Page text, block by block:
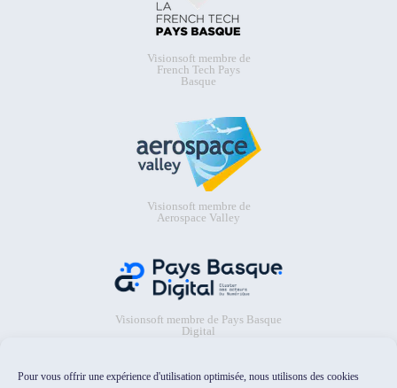
Pour vous offrir une expérience d'utilisation optimisée, nous utilisons des cookies
Visionsoft membre de
French Tech Pays
Basque
Visionsoft membre de
Aerospace Valley
Visionsoft membre de Pays Basque
Digital